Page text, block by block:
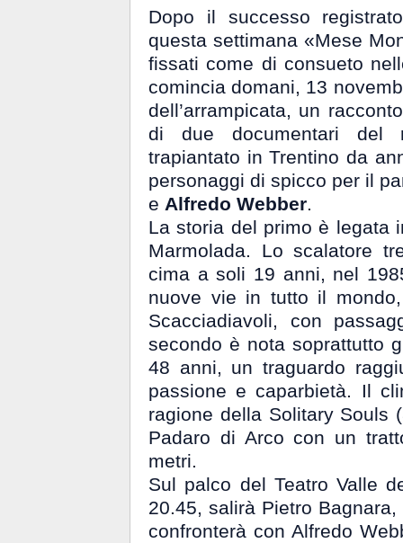
Dopo il successo
questa settimana «Mese
fissati come di consueto
comincia domani, 13
dell’arrampicata, un
di due documentari del
trapiantato in Trentino da
personaggi di spicco per il
e Alfredo Webber.
La storia del primo è legata
Marmolada. Lo scalatore
cima a soli 19 anni, nel
nuove vie in tutto il
Scacciadiavoli, con
secondo è nota soprattutto
48 anni, un traguardo
passione e caparbietà. Il
ragione della Solitary Souls
Padaro di Arco con un
metri.
Sul palco del Teatro Valle
20.45, salirà Pietro
confronterà con Alfredo